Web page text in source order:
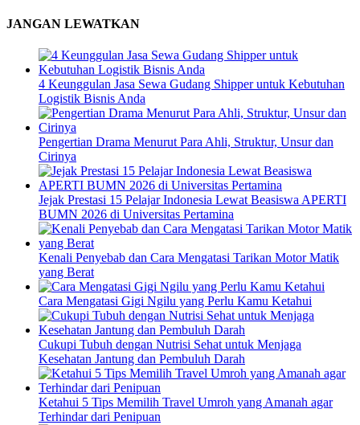
JANGAN LEWATKAN
4 Keunggulan Jasa Sewa Gudang Shipper untuk Kebutuhan
Logistik Bisnis Anda
Pengertian Drama Menurut Para Ahli, Struktur, Unsur dan
Cirinya
Jejak Prestasi 15 Pelajar Indonesia Lewat Beasiswa APERTI
BUMN 2026 di Universitas Pertamina
Kenali Penyebab dan Cara Mengatasi Tarikan Motor Matik
yang Berat
Cara Mengatasi Gigi Ngilu yang Perlu Kamu Ketahui
Cukupi Tubuh dengan Nutrisi Sehat untuk Menjaga
Kesehatan Jantung dan Pembuluh Darah
Ketahui 5 Tips Memilih Travel Umroh yang Amanah agar
Terhindar dari Penipuan